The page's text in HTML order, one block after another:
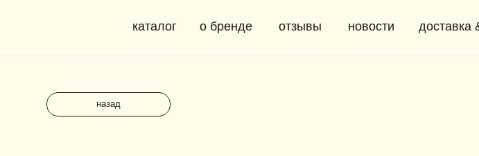
о бренде
каталог доставка & оплата
новости
отзывы
назад